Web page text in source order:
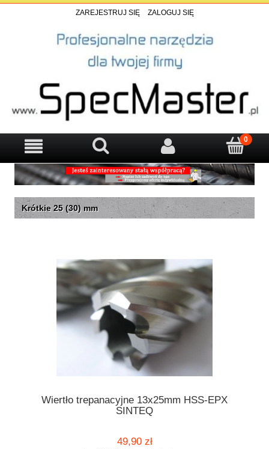
ZAREJESTRUJ SIĘ ZALOGUJ SIĘ
Krótkie 25 (30) mm
Wiertło trepanacyjne 13x25mm HSS-EPX
SINTEQ
49,90 zł